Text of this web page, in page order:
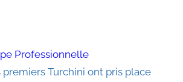
Professionnelle
premiers Turchini ont pris place